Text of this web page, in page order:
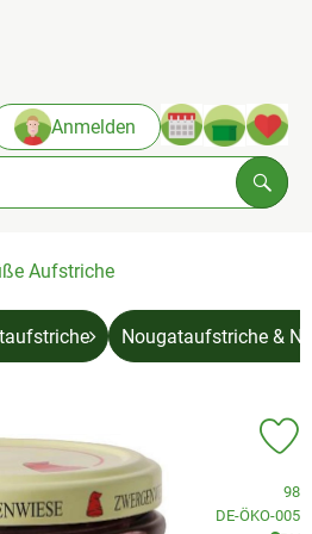
Anmelden
öffnen oder
Aufstriche
Nougataufstriche &
, Verband:
98
, Kontrollstelle:
DE-ÖKO-005